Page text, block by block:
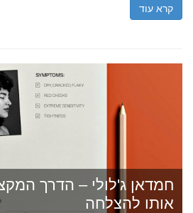
קרא עוד
חמדאן ג'לולי – הדרך
אותו להצלחה